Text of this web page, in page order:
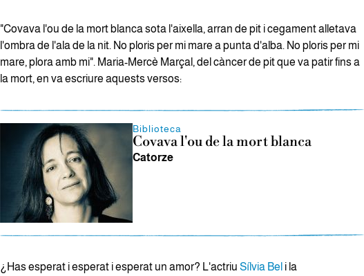
"Covava l'ou de la mort blanca sota l'aixella, arran de pit i cegament alletava
l'ombra de l'ala de la nit. No ploris per mi mare a punta d'alba. No ploris per mi
mare, plora amb mi". Maria-Mercè Marçal, del càncer de pit que va patir fins a
la mort, en va escriure aquests versos:
Biblioteca
Covava l'ou de la mort blanca
Catorze
¿Has esperat i esperat i esperat un amor? L'actriu Sílvia Bel i la